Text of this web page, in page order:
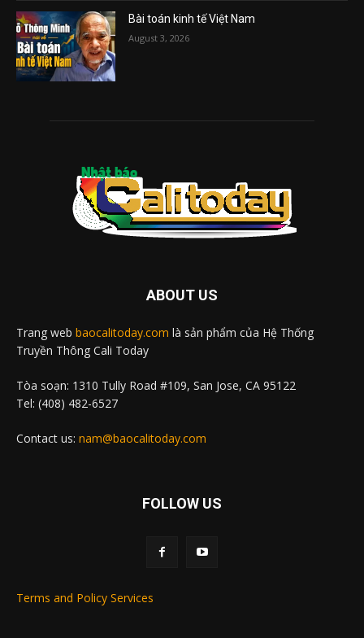
Bài toán kinh tế Việt Nam
August 3, 2026
ABOUT US
Trang web baocalitoday.com là sản phẩm của Hệ Thống
Truyền Thông Cali Today
Tòa soạn: 1310 Tully Road #109, San Jose, CA 95122
Tel: (408) 482-6527
Contact us: nam@baocalitoday.com
FOLLOW US
Terms and Policy Services